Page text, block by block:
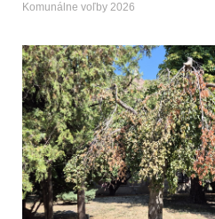
Komunálne voľby 2026